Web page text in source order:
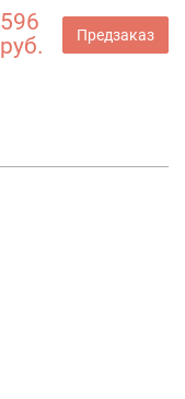
596
руб.
Предзаказ